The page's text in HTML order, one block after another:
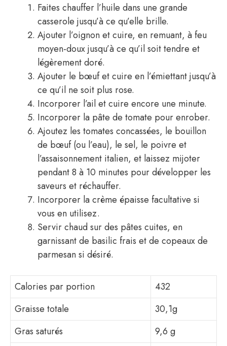
Faites chauffer l’huile dans une grande
casserole jusqu’à ce qu’elle brille.
Ajouter l’oignon et cuire, en remuant, à feu
moyen-doux jusqu’à ce qu’il soit tendre et
légèrement doré.
Ajouter le bœuf et cuire en l’émiettant jusqu’à
ce qu’il ne soit plus rose.
Incorporer l’ail et cuire encore une minute.
Incorporer la pâte de tomate pour enrober.
Ajoutez les tomates concassées, le bouillon
de bœuf (ou l’eau), le sel, le poivre et
l’assaisonnement italien, et laissez mijoter
pendant 8 à 10 minutes pour développer les
saveurs et réchauffer.
Incorporer la crème épaisse facultative si
vous en utilisez.
Servir chaud sur des pâtes cuites, en
garnissant de basilic frais et de copeaux de
parmesan si désiré.
Calories par portion
432
Graisse totale
30,1g
Gras saturés
9,6 g